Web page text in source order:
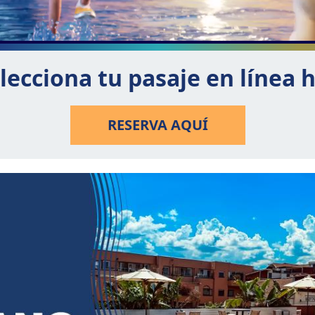
tu pasaje en línea
RESERVA AQUÍ